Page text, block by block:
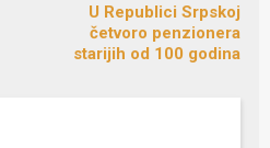
U Republici Srpskoj
četvoro penzionera
starijih od 100 godina